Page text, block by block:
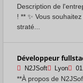
Description de
! ** ✨ Vous
straté...
Développeur
N2JSoft Lyon
**À propos de